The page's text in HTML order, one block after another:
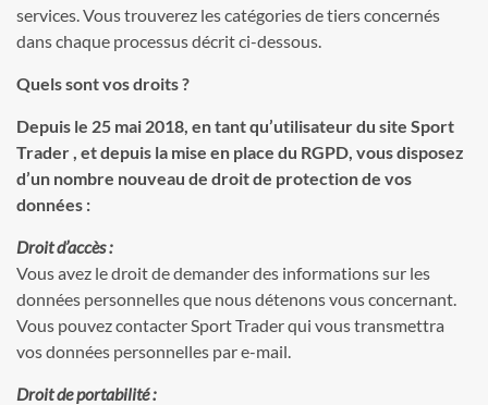
services. Vous trouverez les catégories de tiers concernés
dans chaque processus décrit ci-dessous.
Quels sont vos droits ?
Depuis le 25 mai 2018, en tant qu’utilisateur du site Sport
Trader , et depuis la mise en place du RGPD, vous disposez
d’un nombre nouveau de droit de protection de vos
données :
Droit d’accès :
Vous avez le droit de demander des informations sur les
données personnelles que nous détenons vous concernant.
Vous pouvez contacter Sport Trader qui vous transmettra
vos données personnelles par e-mail.
Droit de portabilité :